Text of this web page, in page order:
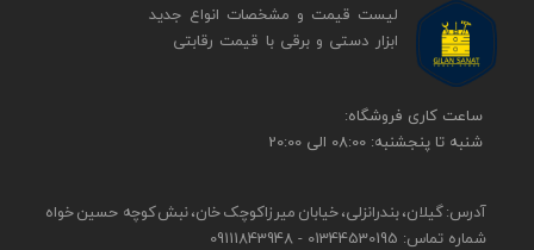
​​ساعت کاری فروشگاه:
شنبه تا پنجشنبه: 08:00 الی 20:00
آدرس: گیلان، بندرانزلی، خیابان میرزاکوچک خان، نبش کوچه حسین خواه
شماره تماس: 01344530195 - 09111843948
لیست قیمت و مشخصات انواع جدید
ابزار دستی و برقی ​​​​​​​با قیمت رقابتی